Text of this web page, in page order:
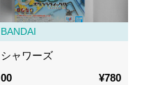
BANDAI
シャワーズ
00
¥780